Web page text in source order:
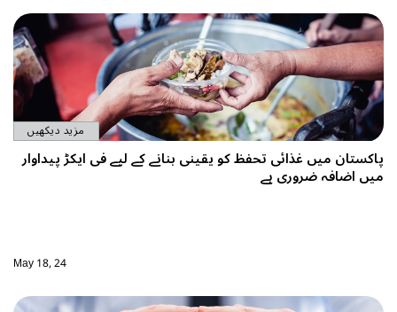
مزید دیکھیں
پاکستان میں غذائی تحفظ کو یقینی بنانے کے لیے فی ایکڑ پیداوار
میں اضافہ ضروری ہے
May 18, 24